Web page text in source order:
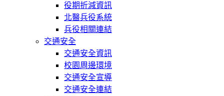
役期折減資訊
北醫兵役系統
兵役相關連結
交通安全
交通安全資訊
校園周邊環境
交通安全宣導
交通安全連結